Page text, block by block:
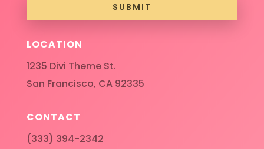
SUBMIT
LOCATION
1235 Divi Theme St.
San Francisco, CA 92335
CONTACT
(333) 394-2342